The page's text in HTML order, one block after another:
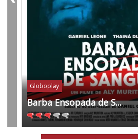
Globoplay
Barba Ensopada de S...